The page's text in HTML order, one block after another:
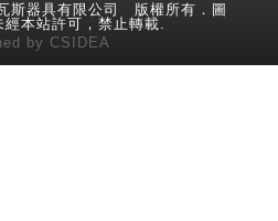
斯器具有限公司 版權所有．圖
經本站許可，禁止轉載.
by CSIDEA